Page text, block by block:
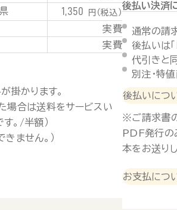
1,350 円（税込）
実費
実費
掛かります。
場合は送料をサービスい
。/半額）
ません。）
後払い決済
通常の請
後払いは
代引きと
別注・特
後払いにつ
※ご請求書
PDF発行の
本をお送りし
お支払につ